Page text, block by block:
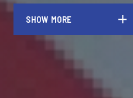
SHOW MORE